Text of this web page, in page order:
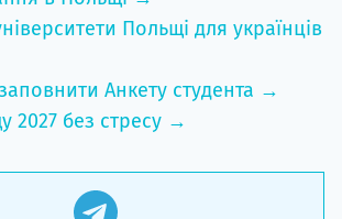
Польщі для українців
Анкету студента →
2027 без стресу →